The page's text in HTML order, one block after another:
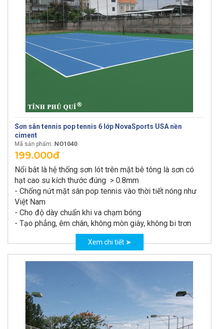
Sơn sân tennis pop tennis 6 lớp NovaSports USA nền
ciment
Mã sản phẩm: NO1040
199.000đ
Nổi bât là hệ thống sơn lót trên mặt bê tông là sơn có
hạt cao su kích thước đúng > 0.8mm
- Chống nứt mặt sân pop tennis vào thời tiết nóng như
Việt Nam
- Cho độ dày chuẩn khi va chạm bóng
- Tạo phẳng, êm chân, không mòn giày, không bi trơn
Xem chi tiết ➤